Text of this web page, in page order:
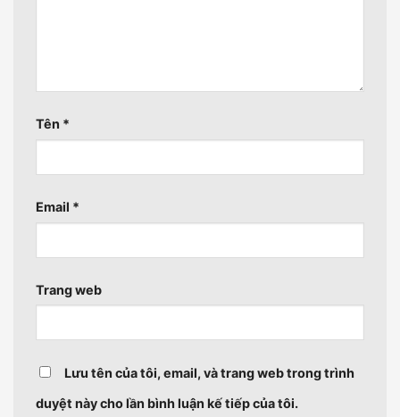
Tên *
Email *
Trang web
Lưu tên của tôi, email, và trang web trong trình
duyệt này cho lần bình luận kế tiếp của tôi.